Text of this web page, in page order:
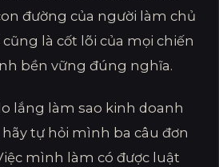
đường của người làm chủ
là cốt lõi của mọi chiến
bền vững đúng nghĩa.
lắng làm sao kinh doanh
tự hỏi mình ba câu đơn
mình làm có được luật